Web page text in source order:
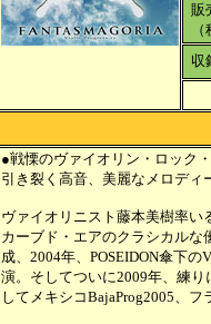
販
収
●戦慄のヴァイオリン・ロック
引き裂く高音、美麗なメロディ
ヴァイオリニスト藤本美樹率い
カーブド・エアのクラシカルな
成、2004年、POSEIDON傘下
演。そしてついに2009年、練
してメキシコBajaProg2005、